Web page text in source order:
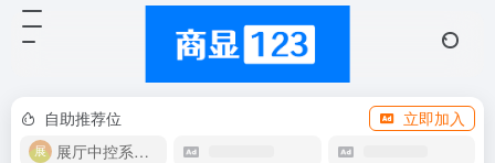
自助推荐位
立即加入
展厅中控系统OEM